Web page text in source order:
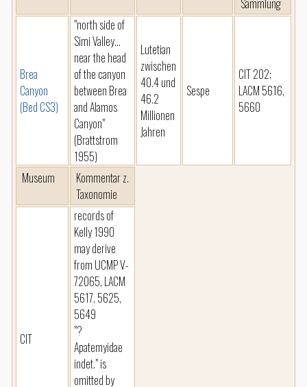
Sammlung
Brea
Canyon
(Bed CS3)
"north side of
Simi Valley...
near the head
of the canyon
between Brea
and Alamos
Canyon"
(Brattstrom
1955)
Lutetian
zwischen
40.4 und
46.2
Millionen
Jahren
Sespe
CIT 202;
LACM 5616,
5660
Museum
Kommentar z.
Taxonomie
CIT
records of
Kelly 1990
may derive
from UCMP V-
72065, LACM
5617, 5625,
5649
"?
Apatemyidae
indet." is
omitted by